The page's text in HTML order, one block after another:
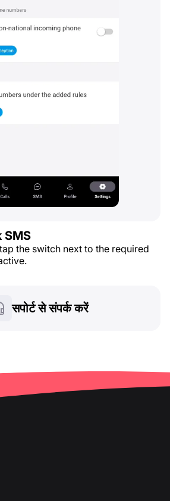
SMS
the switch next to the required
सपोर्ट से संपर्क करें